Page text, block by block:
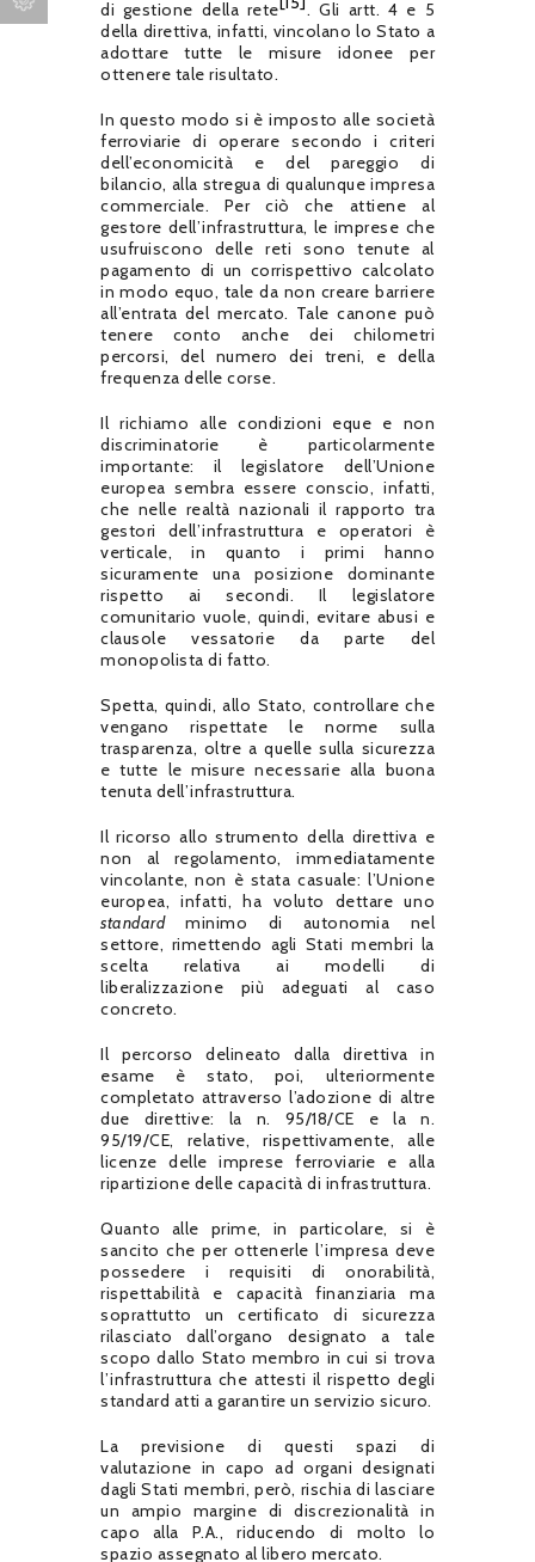
di gestione della rete
. Gli artt. 4 e 5
della direttiva, infatti, vincolano lo Stato a
adottare tutte le misure idonee per
ottenere tale risultato.
In questo modo si è imposto alle società
ferroviarie di operare secondo i criteri
dell’economicità e del pareggio di
bilancio, alla stregua di qualunque impresa
commerciale. Per ciò che attiene al
gestore dell’infrastruttura, le imprese che
usufruiscono delle reti sono tenute al
pagamento di un corrispettivo calcolato
in modo equo, tale da non creare barriere
all’entrata del mercato. Tale canone può
tenere conto anche dei chilometri
percorsi, del numero dei treni, e della
frequenza delle corse.
Il richiamo alle condizioni eque e non
discriminatorie è particolarmente
importante: il legislatore dell’Unione
europea sembra essere conscio, infatti,
che nelle realtà nazionali il rapporto tra
gestori dell’infrastruttura e operatori è
verticale, in quanto i primi hanno
sicuramente una posizione dominante
rispetto ai secondi. Il legislatore
comunitario vuole, quindi, evitare abusi e
clausole vessatorie da parte del
monopolista di fatto.
Spetta, quindi, allo Stato, controllare che
vengano rispettate le norme sulla
trasparenza, oltre a quelle sulla sicurezza
e tutte le misure necessarie alla buona
tenuta dell’infrastruttura.
Il ricorso allo strumento della direttiva e
non al regolamento, immediatamente
vincolante, non è stata casuale: l’Unione
europea, infatti, ha voluto dettare uno
standardminimo di autonomia nel
settore, rimettendo agli Stati membri la
scelta relativa ai modelli di
liberalizzazione più adeguati al caso
concreto.
Il percorso delineato dalla direttiva in
esame è stato, poi, ulteriormente
completato attraverso l’adozione di altre
due direttive: la n. 95/18/CE e la n.
95/19/CE, relative, rispettivamente, alle
licenze delle imprese ferroviarie e alla
ripartizione delle capacità di infrastruttura.
Quanto alle prime, in particolare, si è
sancito che per ottenerle l’impresa deve
possedere i requisiti di onorabilità,
rispettabilità e capacità finanziaria ma
soprattutto un certificato di sicurezza
rilasciato dall’organo designato a tale
scopo dallo Stato membro in cui si trova
l’infrastruttura che attesti il rispetto degli
standard atti a garantire un servizio sicuro.
La previsione di questi spazi di
valutazione in capo ad organi designati
dagli Stati membri, però, rischia di lasciare
un ampio margine di discrezionalità in
capo alla P.A., riducendo di molto lo
spazio assegnato al libero mercato.